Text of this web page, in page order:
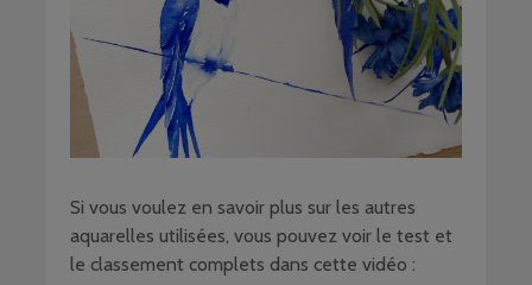
Si vous voulez en savoir plus sur les autres
aquarelles utilisées, vous pouvez voir le test et
le classement complets dans cette vidéo :